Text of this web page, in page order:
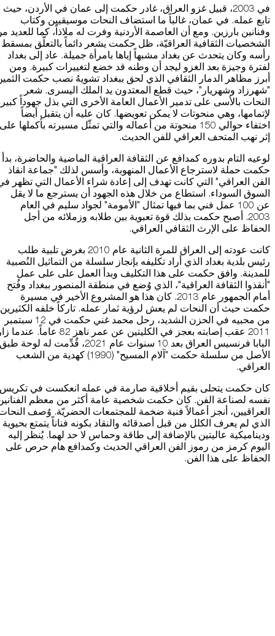
في 2003، قبيل غزو العراق، غادر حكمت إلى عمان في الأردن، حيث
تابع عمله. في عمان، غالباً ما استضاف النحات موسيقيين وكتاب
وفنانين بارزين. ومع أن العاصمة الأردنية وفرت له ملاذاً، كما للعديد
الشخصيات الثقافية العراقيّة، ظل حكمت يشعر دائماً بالتعلّق بمسقط
رأسه وكان يتحدث عن بغداد مشبهاً إياها بامرأة جميلة. عاد إلى بغداد
لفترة وجيزة بعد الغزو ليجد أن وطنه قد خضع لتغييرات كبيرة. ومن
أبرز مظاهر الدمار الثقافي الذي لحق ببغداد تشويهُ نصب حكمت
"شهرزاد وشهريار"، حيث قطع المعتدون يد الملك اليسرى. شعر
النحات بالأسى على تدمير الأعمال العامة الأخرى التي بذل جهوداً
لإتمامها، وهي منحوتات لا يمكن تعويضها. كان عليه أن يتقبل أيضاً
اختفاء حوالي 150 منحوتة من أعماله والتي تمثّل مسيرته بأكملها على
إثر نهب المتحف العراقي للفن الحديث.
لوعيه التام بدوره كمدافع عن الثقافة العراقية الماضية والحاضرة، بدأ
حكمت حملة لاسترجاع الأعمال المنهوبة، وأسس لذلك "جماعة انقاذ
الفن العراقي" التي كانت تهدف إلى إعادة شراء الأعمال التي تظهر
السوق السوداء. استطاع من خلال هذه الجهود أن يسترجع ما لا يقل
عن 100 عمل فني بما فيها تمثال "الأمومة" لجواد سليم في العام
2003. أصبح حكمت بذلك قوة تعبوية بين طلابه وزملائه من أجل
الحفاظ على الإرث الثقافي العراقي.
كانت عودته إلى العراق للمرة الثانية عام 2010 بغرض تلبية طلب
رئيس بلدية بغداد الذي أراد تكليفه بإنجاز سلسلة من التماثيل النُصبية
للمدينة. وافق حكمت على هذا التكليف وبدأ العمل على على عمل
"أنقذوا الثقافة العراقية"، الذي وُضع في منطقة المنصور ببغداد وفُتح
أمام الجمهور عام 2013. كان هذا هو المشروع الأخير في مسيرة
حكمت حيث أن النحات لم يعش لرؤية ثمار عمله. تاركاً خلفه الكثيرين
من محبيه في الحزن الشديد، رحل محمد غني حكمت في 12 سبتمبر
2011 عقب إصابته بعجز في الكليتين عن عمر ناهز 82 عاماً.
البابا فرنسيس العراق بعد 10 سنوات عام 2021، قُدِّمت له لوحة طبق
الأصل من سلسلة حكمت "آلام المسيح" (1990) كهدية من الشعب
العراقي.
كان حكمت يتحلى بقيم أخلاقية صارمة في عمله انعكست في تكريس
نفسه لصناعة الفن. كان حكمت شخصية عامة أكثر من معظم
العراقيين، أنجز أعمالاً فنية ضخمة للمجتمعات الحضريّة. وُصف
الذي لم يعرف الكلل من قبل أصدقائه والنقاد بكونه فناناً يتمتع بحيوية
وديناميكية عاليتين بالإضافة إلى طاقة وحماس لا حد لهما. يُنظر إليه
اليوم كرمز من رموز الفن العراقي الحديث وكمدافع هام حرص على
الحفاظ على هذا الفن.